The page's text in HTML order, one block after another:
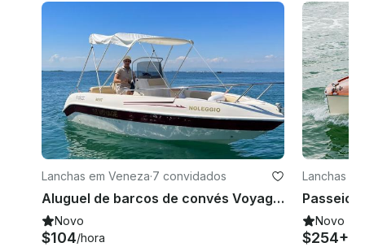
Lanchas em Veneza·7 convidados
Aluguel de barcos de convés Voyage 18 em Venezia, Itália
Novo
$104/hora
Lanchas
Novo
$254+